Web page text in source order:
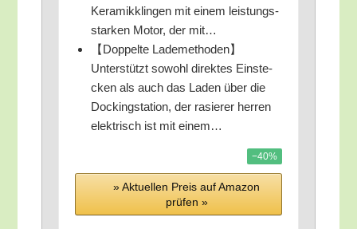
Kera­mik­klin­gen mit einem leis­tungs­
star­ken Motor, der mit…
【Dop­pel­te Lademethoden】
Unterstützt sowohl direk­tes Ein­ste­
cken als auch das Laden über die
Docking­sta­ti­on, der rasie­rer her­ren
elek­trisch ist mit einem…
−40%
» Aktu­el­len Preis auf Ama­zon
prü­fen »